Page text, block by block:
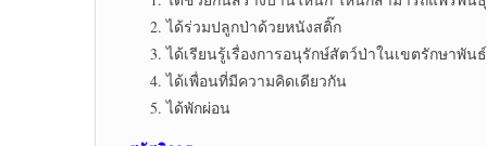
ได้ร่วมปลูกป่าด้วยหนังสติ๊ก
ได้เรียนรู้เรื่องการอนุรักษ์สัตว์ป่าในเขตรักษาพัน
ได้เพื่อนที่มีความคิดเดียวกัน
ได้พักผ่อน